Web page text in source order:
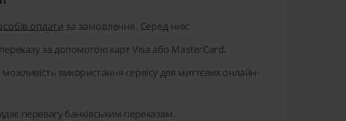
оплати за замовлення. Серед них:
за допомогою карт Visa або MasterCard.
використання сервісу для миттєвих онлайн-
перевагу банківським переказам.